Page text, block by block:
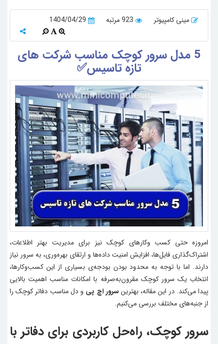
مینی کامپیوتر 923 مرتبه 1404/04/29
5 مدل سرور کوچک مناسب شرکت های
تازه تاسیس✅
امروزه حتی کسب ‌وکارهای کوچک نیز برای مدیریت بهتر اطلاعات،
اشتراک‌گذاری فایل‌ها، افزایش امنیت داده‌ها و ارتقای بهره‌وری، به سرور نیاز
دارند. اما با توجه به محدود بودن بودجه‌ی بسیاری از این کسب‌وکارها،
انتخاب یک سرور کوچک مقرون‌به‌صرفه با امکانات مناسب اهمیت بالایی
پیدا می‌کند. در این مقاله، بهترینسرور اچ پی و دل مناسب دفاتر کوچک را
از جنبه‌های مختلف بررسی می‌کنیم.
سرور کوچک، راه‌حل کاربردی برای دفاتر با